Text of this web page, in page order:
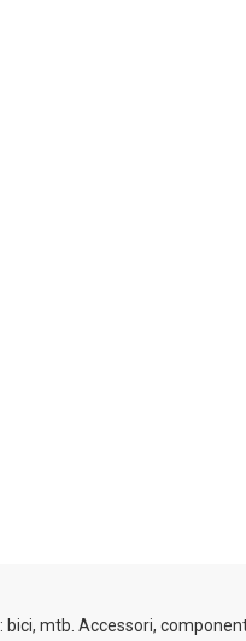
: bici, mtb. Accessori,